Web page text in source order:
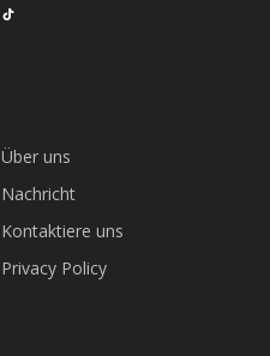
Über uns
Nachricht
Kontaktiere uns
Privacy Policy